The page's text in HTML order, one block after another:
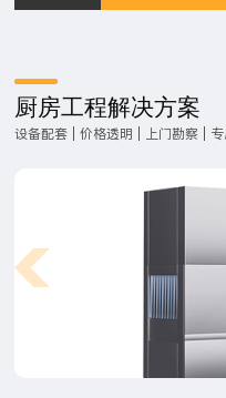
厨房工程解决方案
设备配套 | 价格透明 | 上门勘察 |